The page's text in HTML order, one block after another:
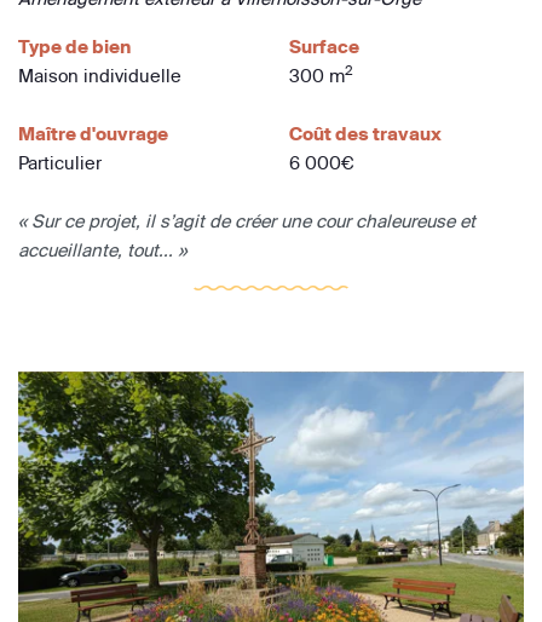
Type de bien
Maison individuelle
Surface
300 m2
Maître d'ouvrage
Particulier
Coût des travaux
6 000€
« Sur ce projet, il s’agit de créer une cour chaleureuse et
accueillante, tout... »